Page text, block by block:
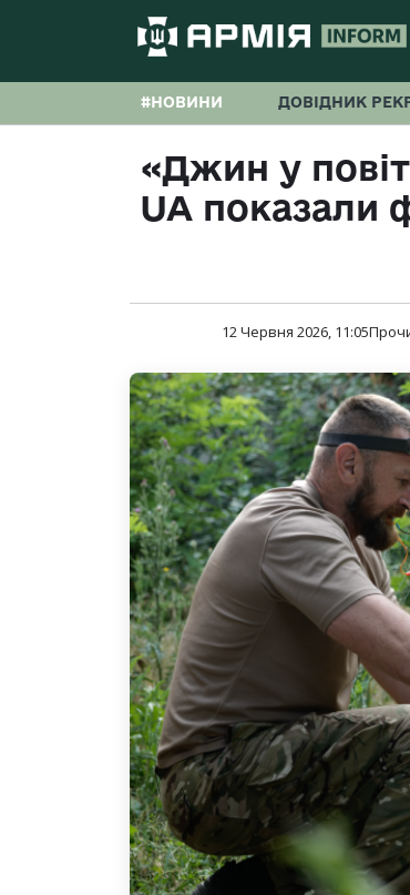
#НОВИНИ ДОВІДНИК
«Джин у
UA показали
12 Червня 2026, 11:05